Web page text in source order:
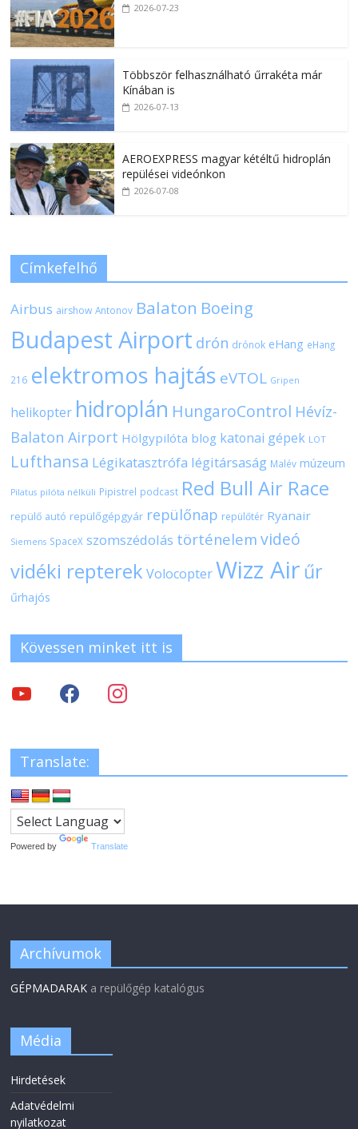
2026-07-23
Többször felhasználható űrrakéta már
Kínában is
2026-07-13
AEROEXPRESS magyar kétéltű hidroplán
repülései videónkon
2026-07-08
Címkefelhő
Airbus airshow Antonov Balaton Boeing
Budapest Airport drón drónok eHang eHang
216 elektromos hajtás eVTOL Gripen
helikopter hidroplán HungaroControl Hévíz-
Balaton Airport Hölgypilóta blog katonai gépek LOT
Lufthansa Légikatasztrófa légitársaság Malév múzeum
Pilatus pilóta nélküli Pipistrel podcast Red Bull Air Race
repülő autó repülőgépgyár repülőnap repülőtér Ryanair
Siemens SpaceX szomszédolás történelem videó
vidéki repterek Volocopter Wizz Air űr
űrhajós
Kövessen minket itt is
Translate:
Powered by Translate
Archívumok
GÉPMADARAK a repülőgép katalógus
Média
Hirdetések
Adatvédelmi
nyilatkozat